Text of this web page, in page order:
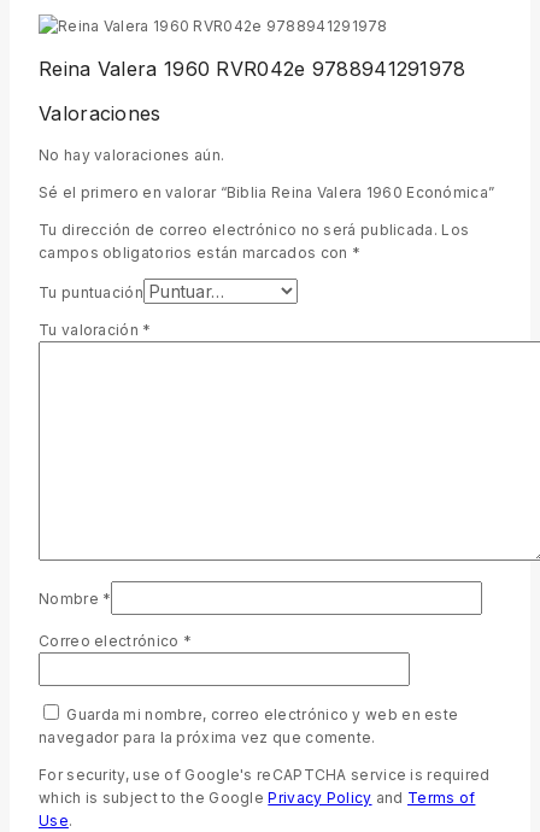
Reina Valera 1960 RVR042e 9788941291978
Valoraciones
No hay valoraciones aún.
Sé el primero en valorar “Biblia Reina Valera 1960 Económica”
Tu dirección de correo electrónico no será publicada. Los
campos obligatorios están marcados con *
Tu puntuación
Tu valoración *
Nombre *
Correo electrónico *
Guarda mi nombre, correo electrónico y web en este
navegador para la próxima vez que comente.
For security, use of Google's reCAPTCHA service is required
which is subject to the GooglePrivacy Policy and Terms of
Use.